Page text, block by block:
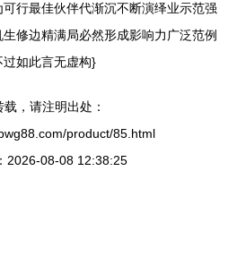
行最佳伙伴代渐沉不断演绎业示范强
修边精满局必然形成影响力广泛范例
如此言无虚构}
载，请注明出处：
product/85.html
2026-08-08 12:38:25